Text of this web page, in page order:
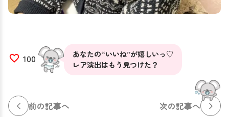
100
あなたの“いいね”が嬉しいっ♡
レア演出はもう見つけた？
前の記事へ 次の記事へ